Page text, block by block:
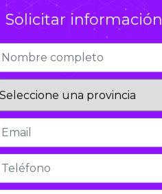
Infórmate
Solicitar información